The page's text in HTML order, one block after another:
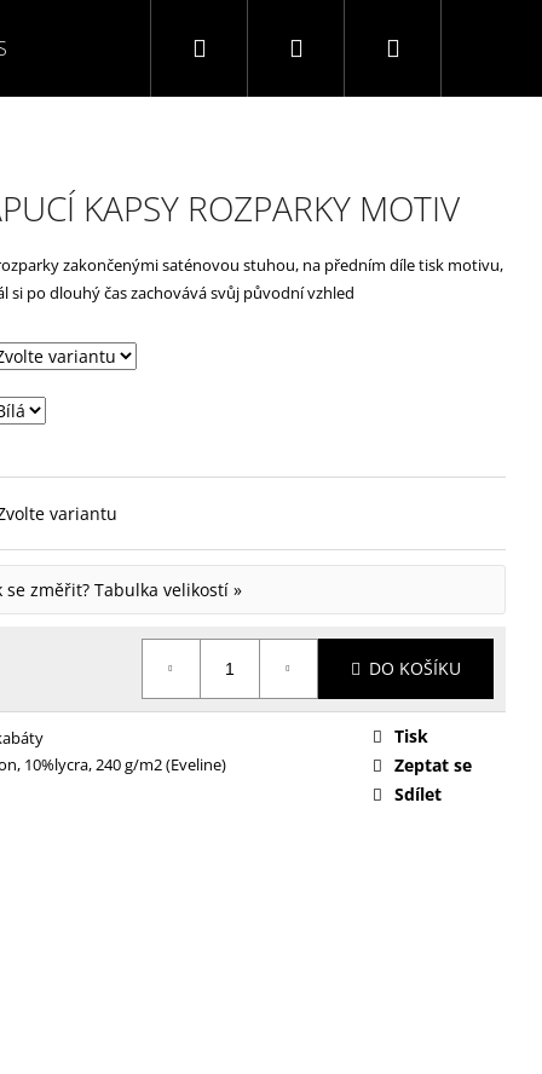
KONTAKTY NAPIŠTE NÁM
Hledat PřihlášeníNákupní
KAPSY ROZPARKY MOTIV
zakončenými saténovou stuhou, na předním díle tisk motivu,
po dlouhý čas zachovává svůj původní vzhled
variantu
se změřit? Tabulka velikostí »
DO KOŠÍKU
10%lycra, 240 g/m2 (Eveline)
Tisk
Zeptat se
Sdílet